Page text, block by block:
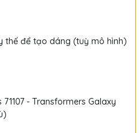
thế để tạo dáng (tuỳ mô hình)
- Transformers Galaxy